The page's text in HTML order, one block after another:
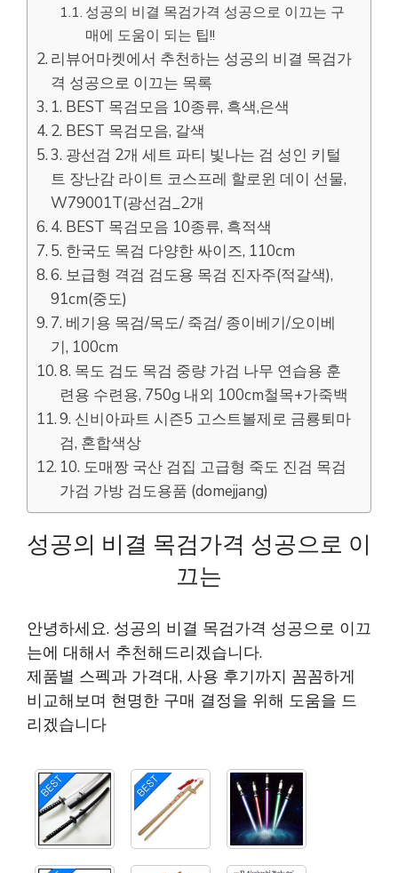
성공의 비결 목검가격 성공으로 이끄는 구
매에 도움이 되는 팁!!
리뷰어마켓에서 추천하는 성공의 비결 목검가
격 성공으로 이끄는 목록
1. BEST 목검모음 10종류, 흑색,은색
2. BEST 목검모음, 갈색
3. 광선검 2개 세트 파티 빛나는 검 성인 키털
트 장난감 라이트 코스프레 할로윈 데이 선물,
W79001T(광선검_2개
4. BEST 목검모음 10종류, 흑적색
5. 한국도 목검 다양한 싸이즈, 110cm
6. 보급형 격검 검도용 목검 진자주(적갈색),
91cm(중도)
7. 베기용 목검/목도/ 죽검/ 종이베기/오이베
기, 100cm
8. 목도 검도 목검 중량 가검 나무 연습용 훈
련용 수련용, 750g 내외 100cm철목+가죽백
9. 신비아파트 시즌5 고스트볼제로 금룡퇴마
검, 혼합색상
10. 도매짱 국산 검집 고급형 죽도 진검 목검
가검 가방 검도용품 (domejjang)
성공의 비결 목검가격 성공으로 이
끄는
안녕하세요. 성공의 비결 목검가격 성공으로 이끄
는에 대해서 추천해드리겠습니다.
제품별 스펙과 가격대, 사용 후기까지 꼼꼼하게
비교해보며 현명한 구매 결정을 위해 도움을 드
리겠습니다